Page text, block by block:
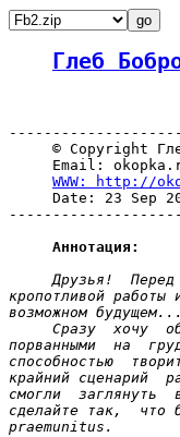
Глеб
© Copyright
Email:
WWW: http://
Date: 23 Sep
Аннотация:
Друзья!
кропотливой
возможном будущем...
Сразу  хочу
порванными  на
способностью
крайний сценарий
смогли  заглянуть
сделайте так,  что
praemunitus.